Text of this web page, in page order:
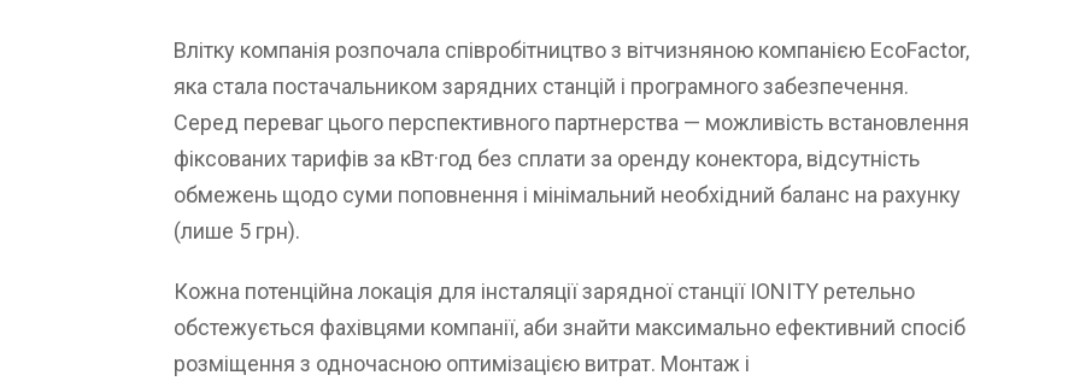
Влітку компанія розпочала співробітництво з вітчизняною компанією EcoFactor,
яка стала постачальником зарядних станцій і програмного забезпечення.
Серед переваг цього перспективного партнерства — можливість встановлення
фіксованих тарифів за кВт·год без сплати за оренду конектора, відсутність
обмежень щодо суми поповнення і мінімальний необхідний баланс на рахунку
(лише 5 грн).
Кожна потенційна локація для інсталяції зарядної станції IONITY ретельно
обстежується фахівцями компанії, аби знайти максимально ефективний спосіб
розміщення з одночасною оптимізацією витрат. Монтаж і